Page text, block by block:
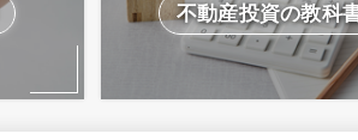
不動産投資の教科